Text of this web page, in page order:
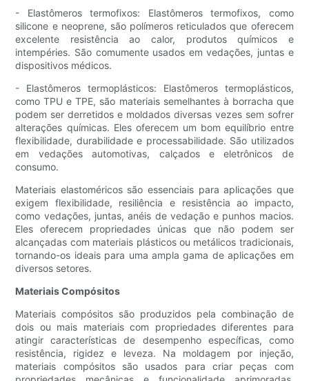
- Elastômeros termofixos: Elastômeros termofixos, como
silicone e neoprene, são polímeros reticulados que oferecem
excelente resistência ao calor, produtos químicos e
intempéries. São comumente usados ​​em vedações, juntas e
dispositivos médicos.
- Elastômeros termoplásticos: Elastômeros termoplásticos,
como TPU e TPE, são materiais semelhantes à borracha que
podem ser derretidos e moldados diversas vezes sem sofrer
alterações químicas. Eles oferecem um bom equilíbrio entre
flexibilidade, durabilidade e processabilidade. São utilizados
em vedações automotivas, calçados e eletrônicos de
consumo.
Materiais elastoméricos são essenciais para aplicações que
exigem flexibilidade, resiliência e resistência ao impacto,
como vedações, juntas, anéis de vedação e punhos macios.
Eles oferecem propriedades únicas que não podem ser
alcançadas com materiais plásticos ou metálicos tradicionais,
tornando-os ideais para uma ampla gama de aplicações em
diversos setores.
Materiais Compósitos
Materiais compósitos são produzidos pela combinação de
dois ou mais materiais com propriedades diferentes para
atingir características de desempenho específicas, como
resistência, rigidez e leveza. Na moldagem por injeção,
materiais compósitos são usados ​​para criar peças com